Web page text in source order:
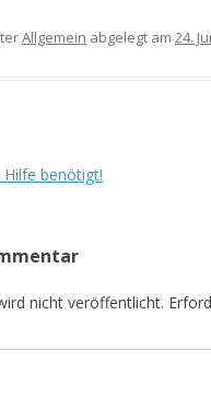
Allgemein abgelegt am 24.
benötigt!
nicht veröffentlicht.